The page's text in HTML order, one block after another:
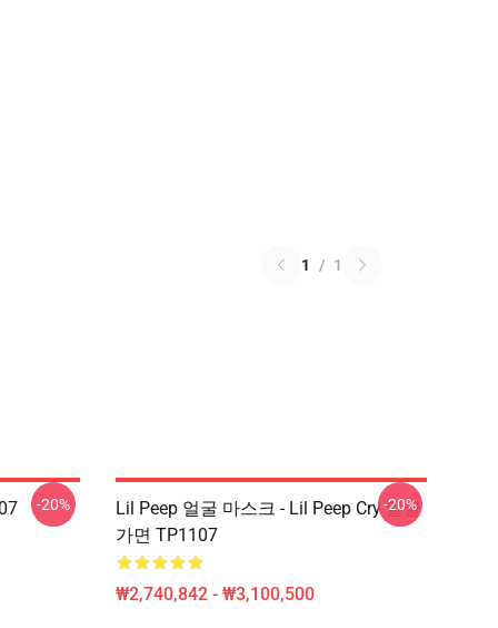
1 / 1
-20%
Lil Peep 얼굴 마스크 - Lil Peep Cry 얼굴
가면 TP1107
₩2,740,842 - ₩3,100,500
-20%